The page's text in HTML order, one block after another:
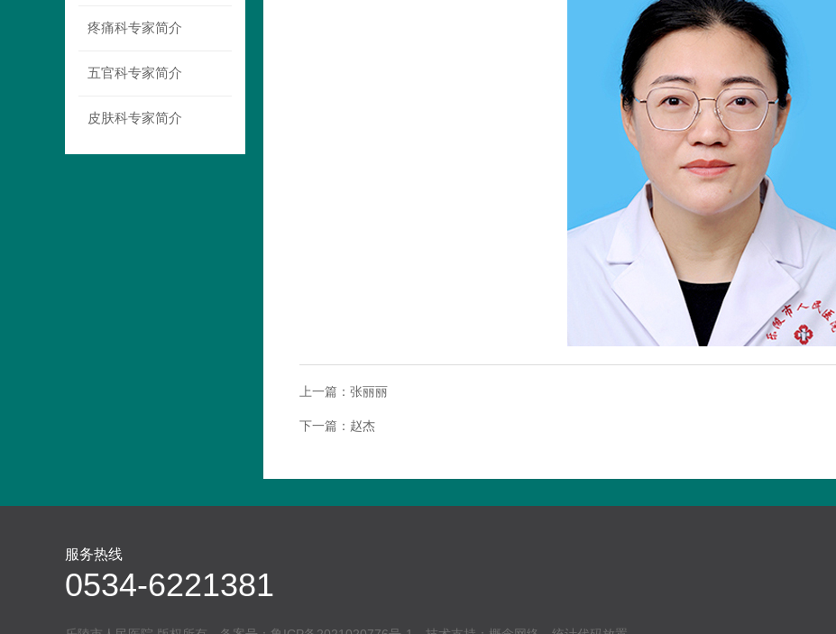
疼痛科专家简介
五官科专家简介
皮肤科专家简介
上一篇： 张丽丽
下一篇： 赵杰
服务热线
0534-6221381